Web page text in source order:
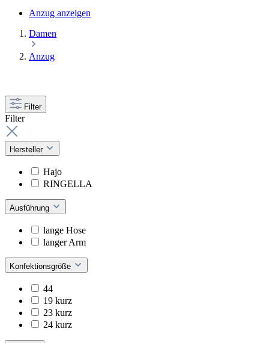
Anzug anzeigen
Damen
Anzug
Filter
Filter
Hersteller
Hajo
RINGELLA
Ausführung
lange Hose
langer Arm
Konfektionsgröße
44
19 kurz
23 kurz
24 kurz